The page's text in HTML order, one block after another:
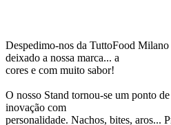
Despedimo-nos da TuttoFood Milano
deixado a nossa marca... a
cores e com muito sabor!
O nosso Stand tornou-se um ponto
inovação com
personalidade. Nachos, bites, aros...